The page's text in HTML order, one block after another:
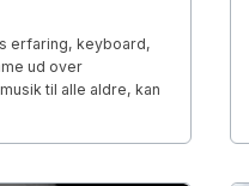
erfaring, keyboard,
ud over
til alle aldre, kan